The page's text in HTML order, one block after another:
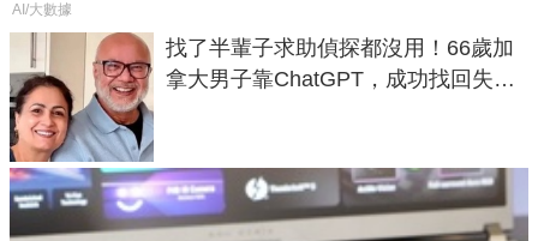
AI/大數據
找了半輩子求助偵探都沒用！66歲加
拿大男子靠ChatGPT，成功找回失散